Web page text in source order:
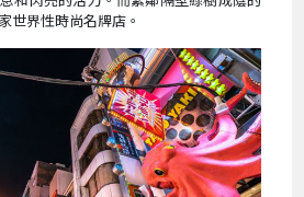
世界性時尚名牌店。